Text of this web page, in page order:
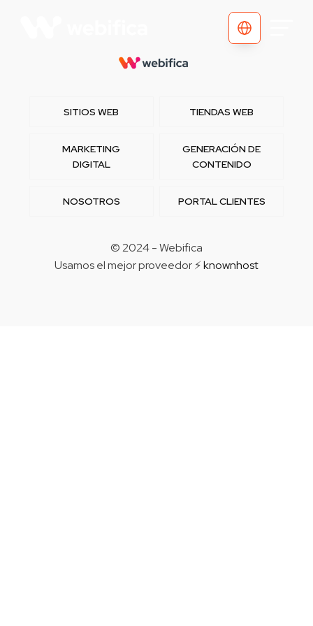
SITIOS WEB TIENDAS WEB
MARKETING
DIGITAL
GENERACIÓN DE
CONTENIDO
NOSOTROS PORTAL CLIENTES
© 2024 - Webifica
Usamos el mejor proveedor ⚡knownhost